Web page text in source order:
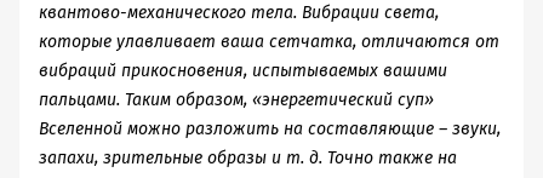
гиппокампом, часть мозга, которая отвечает за
воспоминания. Именно поэтому, почувствовав
знакомый запах, мы вспоминаем что-то, с чем он был
связан. Запахи еды, цветов и духов – все это вызывает
квантово-механического тела. Вибрации света,
которые улавливает ваша сетчатка, отличаются от
вибраций прикосновения, испытываемых вашими
пальцами. Таким образом, «энергетический суп»
Вселенной можно разложить на составляющие – звуки,
запахи, зрительные образы и т. д. Точно также на